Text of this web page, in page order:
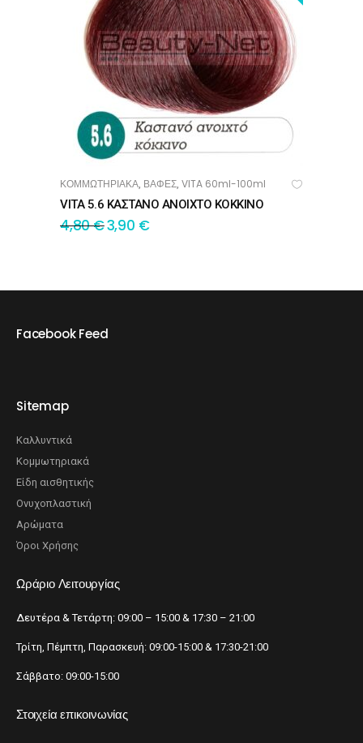
ΠΡΟΣΘΉΚΗ ΣΤΟ ΚΑΛΆΘΙ
ΚΟΜΜΩΤΗΡΙΑΚΑ, ΒΑΦΕΣ, VITA 60ml-100ml
VITA 5.6 ΚΑΣΤΑΝΟ ΑΝΟΙΧΤΟ ΚΟΚΚΙΝΟ
4,80€3,90 €
Facebook Feed
Sitemap
Καλλυντικά
Κομμωτηριακά
Είδη αισθητικής
Ονυχοπλαστική
Αρώματα
Όροι Χρήσης
Ωράριο Λειτουργίας
Δευτέρα & Τετάρτη: 09:00 – 15:00 & 17:30 – 21:00
Τρίτη, Πέμπτη, Παρασκευή: 09:00-15:00 & 17:30-21:00
Σάββατο: 09:00-15:00
Στοιχεία επικοινωνίας